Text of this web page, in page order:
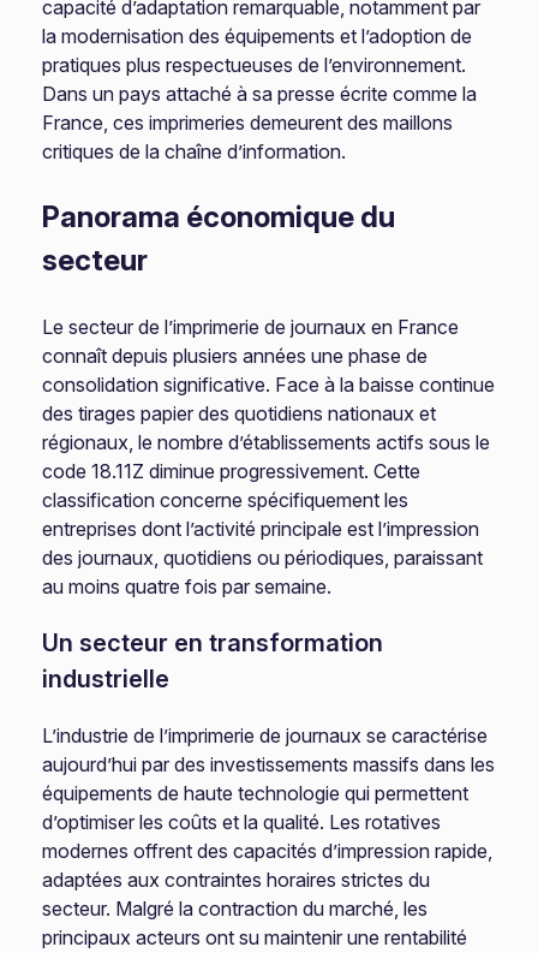
capacité d’adaptation remarquable, notamment par
la modernisation des équipements et l’adoption de
pratiques plus respectueuses de l’environnement.
Dans un pays attaché à sa presse écrite comme la
France, ces imprimeries demeurent des maillons
critiques de la chaîne d’information.
Panorama économique du
secteur
Le secteur de l’imprimerie de journaux en France
connaît depuis plusiers années une phase de
consolidation significative. Face à la baisse continue
des tirages papier des quotidiens nationaux et
régionaux, le nombre d’établissements actifs sous le
code 18.11Z diminue progressivement. Cette
classification concerne spécifiquement les
entreprises dont l’activité principale est l’impression
des journaux, quotidiens ou périodiques, paraissant
au moins quatre fois par semaine.
Un secteur en transformation
industrielle
L’industrie de l’imprimerie de journaux se caractérise
aujourd’hui par des investissements massifs dans les
équipements de haute technologie qui permettent
d’optimiser les coûts et la qualité. Les rotatives
modernes offrent des capacités d’impression rapide,
adaptées aux contraintes horaires strictes du
secteur. Malgré la contraction du marché, les
principaux acteurs ont su maintenir une rentabilité